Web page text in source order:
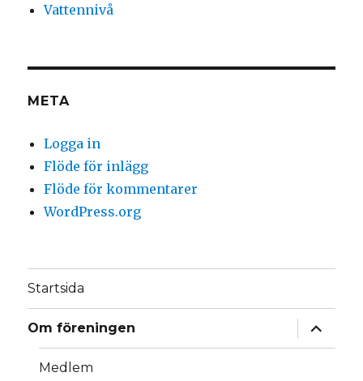
Vattennivå
META
Logga in
Flöde för inlägg
Flöde för kommentarer
WordPress.org
Startsida
Om föreningen
Medlem